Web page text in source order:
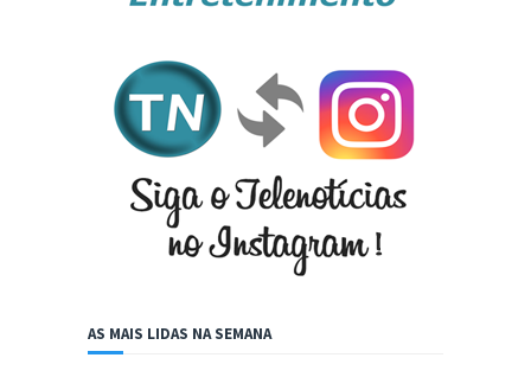
AS MAIS LIDAS NA SEMANA